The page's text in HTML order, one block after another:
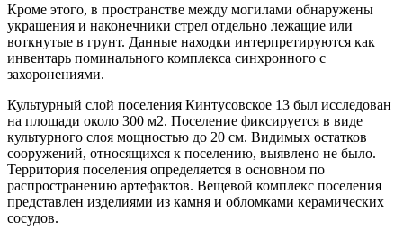
Кроме этого, в пространстве между могилами обнаружены
украшения и наконечники стрел отдельно лежащие или
воткнутые в грунт. Данные находки интерпретируются как
инвентарь поминального комплекса синхронного с
захоронениями.
Культурный слой поселения Кинтусовское 13 был исследован
на площади около 300 м2. Поселение фиксируется в виде
культурного слоя мощностью до 20 см. Видимых остатков
сооружений, относящихся к поселению, выявлено не было.
Территория поселения определяется в основном по
распространению артефактов. Вещевой комплекс поселения
представлен изделиями из камня и обломками керамических
сосудов.